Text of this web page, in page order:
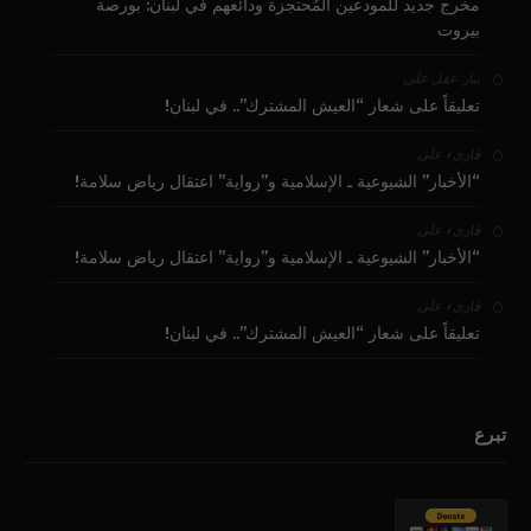
مخرج جديد للمودعين المُحتجزة ودائعهم في لبنان: بورصة
بيروت
بيار عقل على
تعليقاً على شعار “العيش المشترك”.. في لبنان!
قارىء على
“الأخبار” الشيوعية ـ الإسلامية و”رواية” اعتقال رياض سلامة!
قارىء على
“الأخبار” الشيوعية ـ الإسلامية و”رواية” اعتقال رياض سلامة!
قارىء على
تعليقاً على شعار “العيش المشترك”.. في لبنان!
تبرع